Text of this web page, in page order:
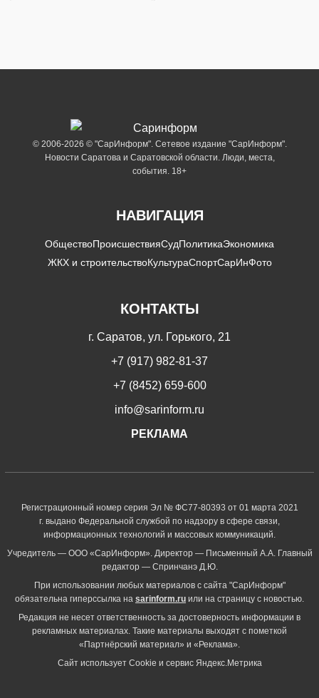
© 2006-2026 © "СарИнформ". Сетевое издание "СарИнформ".
Новости Саратова и Саратовской области. Люди, места,
события. 18+
НАВИГАЦИЯ
ОбществоПроисшествияСудПолитикаЭкономика
ЖКХ и строительствоКультураСпортСарИнФото
КОНТАКТЫ
г. Саратов, ул. Горького, 21
+7 (917) 982-81-37
+7 (8452) 659-600
info@sarinform.ru
РЕКЛАМА
Регистрационный номер серия Эл № ФС77-80393 от 01 марта 2021
г. выдано Федеральной службой по надзору в сфере связи,
информационных технологий и массовых коммуникаций.
Учредитель — ООО «СарИнформ». Директор — Письменный А.А. Главный
редактор — Спринчанэ Д.Ю.
При использовании любых материалов с сайта "СарИнформ"
обязательна гиперссылка на sarinform.ru или на страницу с новостью.
Редакция не несет ответственность за достоверность информации в
рекламных материалах. Такие материалы выходят с пометкой
«Партнёрский материал» и «Реклама».
Сайт использует Cookie и сервиc Яндекс.Метрика